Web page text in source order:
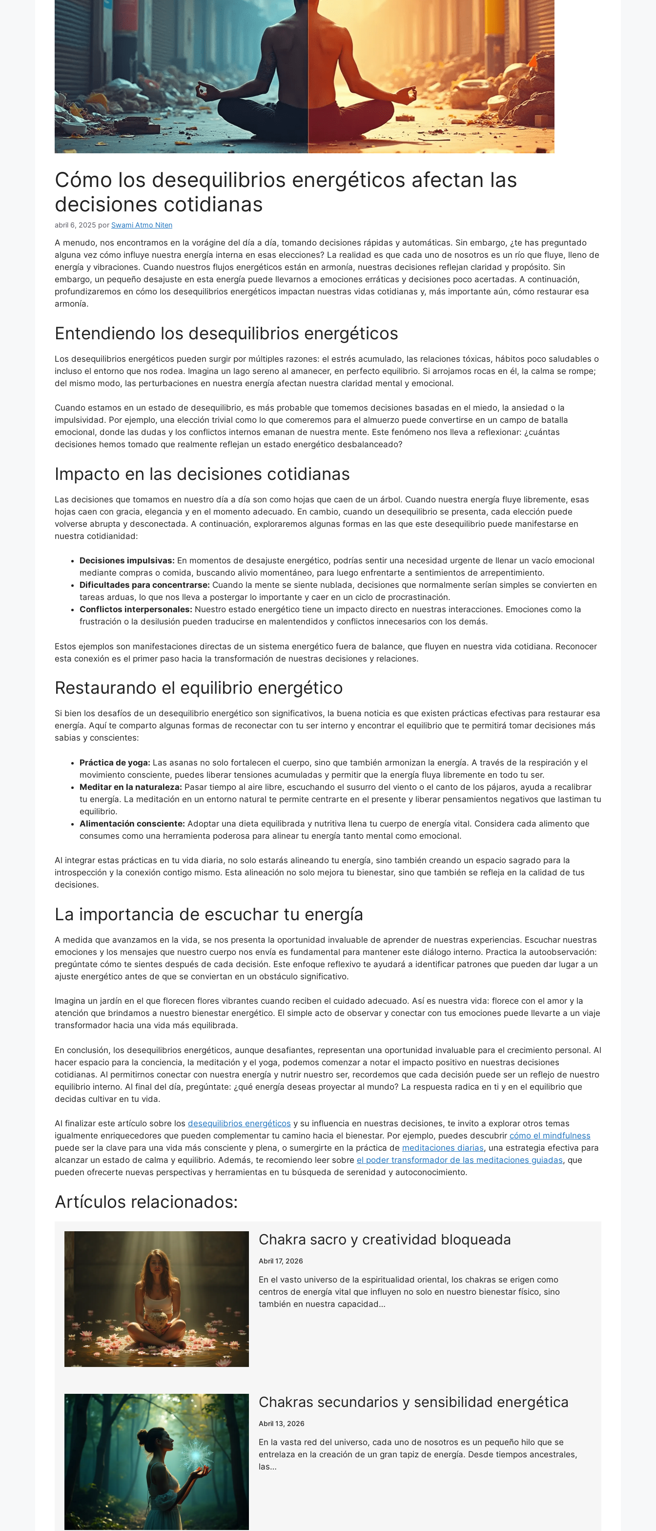
Cómo los desequilibrios energéticos afectan las
decisiones cotidianas
abril 6, 2025 por Swami Atmo Niten
A menudo, nos encontramos en la vorágine del día a día, tomando decisiones rápidas y automáticas. Sin embargo, ¿te has preguntado
alguna vez cómo influye nuestra energía interna en esas elecciones? La realidad es que cada uno de nosotros es un río que fluye, lleno de
energía y vibraciones. Cuando nuestros flujos energéticos están en armonía, nuestras decisiones reflejan claridad y propósito. Sin
embargo, un pequeño desajuste en esta energía puede llevarnos a emociones erráticas y decisiones poco acertadas. A continuación,
profundizaremos en cómo los desequilibrios energéticos impactan nuestras vidas cotidianas y, más importante aún, cómo restaurar esa
armonía.
Entendiendo los desequilibrios energéticos
Los desequilibrios energéticos pueden surgir por múltiples razones: el estrés acumulado, las relaciones tóxicas, hábitos poco saludables o
incluso el entorno que nos rodea. Imagina un lago sereno al amanecer, en perfecto equilibrio. Si arrojamos rocas en él, la calma se rompe;
del mismo modo, las perturbaciones en nuestra energía afectan nuestra claridad mental y emocional.
Cuando estamos en un estado de desequilibrio, es más probable que tomemos decisiones basadas en el miedo, la ansiedad o la
impulsividad. Por ejemplo, una elección trivial como lo que comeremos para el almuerzo puede convertirse en un campo de batalla
emocional, donde las dudas y los conflictos internos emanan de nuestra mente. Este fenómeno nos lleva a reflexionar: ¿cuántas
decisiones hemos tomado que realmente reflejan un estado energético desbalanceado?
Impacto en las decisiones cotidianas
Las decisiones que tomamos en nuestro día a día son como hojas que caen de un árbol. Cuando nuestra energía fluye libremente, esas
hojas caen con gracia, elegancia y en el momento adecuado. En cambio, cuando un desequilibrio se presenta, cada elección puede
volverse abrupta y desconectada. A continuación, exploraremos algunas formas en las que este desequilibrio puede manifestarse en
nuestra cotidianidad:
Decisiones impulsivas: En momentos de desajuste energético, podrías sentir una necesidad urgente de llenar un vacío emocional
mediante compras o comida, buscando alivio momentáneo, para luego enfrentarte a sentimientos de arrepentimiento.
Dificultades para concentrarse: Cuando la mente se siente nublada, decisiones que normalmente serían simples se convierten en
tareas arduas, lo que nos lleva a postergar lo importante y caer en un ciclo de procrastinación.
Conflictos interpersonales: Nuestro estado energético tiene un impacto directo en nuestras interacciones. Emociones como la
frustración o la desilusión pueden traducirse en malentendidos y conflictos innecesarios con los demás.
Estos ejemplos son manifestaciones directas de un sistema energético fuera de balance, que fluyen en nuestra vida cotidiana. Reconocer
esta conexión es el primer paso hacia la transformación de nuestras decisiones y relaciones.
Restaurando el equilibrio energético
Si bien los desafíos de un desequilibrio energético son significativos, la buena noticia es que existen prácticas efectivas para restaurar esa
energía. Aquí te comparto algunas formas de reconectar con tu ser interno y encontrar el equilibrio que te permitirá tomar decisiones más
sabias y conscientes:
Práctica de yoga: Las asanas no solo fortalecen el cuerpo, sino que también armonizan la energía. A través de la respiración y el
movimiento consciente, puedes liberar tensiones acumuladas y permitir que la energía fluya libremente en todo tu ser.
Meditar en la naturaleza: Pasar tiempo al aire libre, escuchando el susurro del viento o el canto de los pájaros, ayuda a recalibrar
tu energía. La meditación en un entorno natural te permite centrarte en el presente y liberar pensamientos negativos que lastiman tu
equilibrio.
Alimentación consciente: Adoptar una dieta equilibrada y nutritiva llena tu cuerpo de energía vital. Considera cada alimento que
consumes como una herramienta poderosa para alinear tu energía tanto mental como emocional.
Al integrar estas prácticas en tu vida diaria, no solo estarás alineando tu energía, sino también creando un espacio sagrado para la
introspección y la conexión contigo mismo. Esta alineación no solo mejora tu bienestar, sino que también se refleja en la calidad de tus
decisiones.
La importancia de escuchar tu energía
A medida que avanzamos en la vida, se nos presenta la oportunidad invaluable de aprender de nuestras experiencias. Escuchar nuestras
emociones y los mensajes que nuestro cuerpo nos envía es fundamental para mantener este diálogo interno. Practica la autoobservación:
pregúntate cómo te sientes después de cada decisión. Este enfoque reflexivo te ayudará a identificar patrones que pueden dar lugar a un
ajuste energético antes de que se conviertan en un obstáculo significativo.
Imagina un jardín en el que florecen flores vibrantes cuando reciben el cuidado adecuado. Así es nuestra vida: florece con el amor y la
atención que brindamos a nuestro bienestar energético. El simple acto de observar y conectar con tus emociones puede llevarte a un viaje
transformador hacia una vida más equilibrada.
En conclusión, los desequilibrios energéticos, aunque desafiantes, representan una oportunidad invaluable para el crecimiento personal. Al
hacer espacio para la conciencia, la meditación y el yoga, podemos comenzar a notar el impacto positivo en nuestras decisiones
cotidianas. Al permitirnos conectar con nuestra energía y nutrir nuestro ser, recordemos que cada decisión puede ser un reflejo de nuestro
equilibrio interno. Al final del día, pregúntate: ¿qué energía deseas proyectar al mundo? La respuesta radica en ti y en el equilibrio que
decidas cultivar en tu vida.
Al finalizar este artículo sobre los desequilibrios energéticos y su influencia en nuestras decisiones, te invito a explorar otros temas
igualmente enriquecedores que pueden complementar tu camino hacia el bienestar. Por ejemplo, puedes descubrir cómo el mindfulness
puede ser la clave para una vida más consciente y plena, o sumergirte en la práctica de meditaciones diarias, una estrategia efectiva para
alcanzar un estado de calma y equilibrio. Además, te recomiendo leer sobre el poder transformador de las meditaciones guiadas, que
pueden ofrecerte nuevas perspectivas y herramientas en tu búsqueda de serenidad y autoconocimiento.
Artículos relacionados:
Chakra sacro y creatividad bloqueada
Abril 17, 2026
En el vasto universo de la espiritualidad oriental, los chakras se erigen como
centros de energía vital que influyen no solo en nuestro bienestar físico, sino
también en nuestra capacidad…
Chakras secundarios y sensibilidad energética
Abril 13, 2026
En la vasta red del universo, cada uno de nosotros es un pequeño hilo que se
entrelaza en la creación de un gran tapiz de energía. Desde tiempos ancestrales,
las…